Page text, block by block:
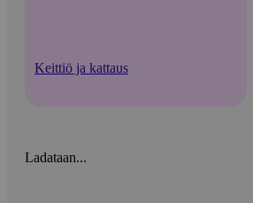
Keittiö ja kattaus
Ladataan...